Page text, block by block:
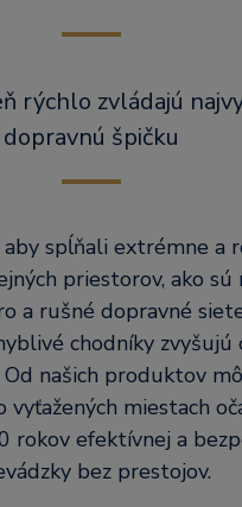
rýchlo zvládajú
dopravnú špičku
spĺňali extrémne a
priestorov, ako sú
a rušné dopravné
chodníky zvyšujú
našich produktov
vyťažených miestach
rokov efektívnej a
bez prestojov.